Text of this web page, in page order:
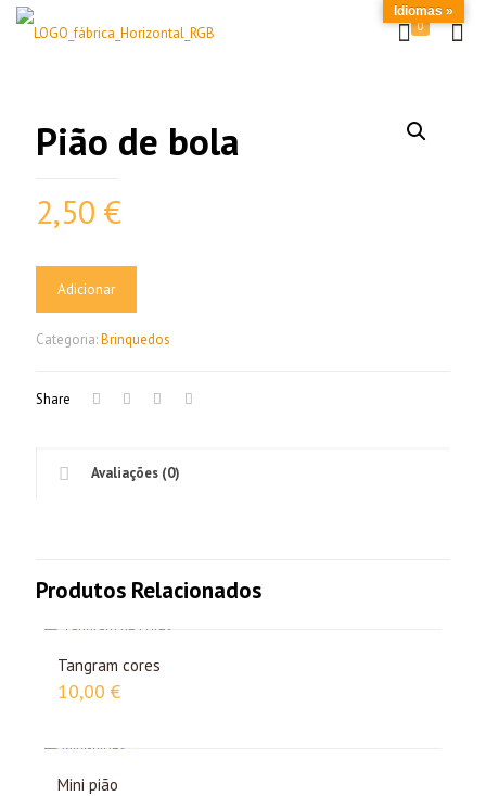
0
Pião de bola
2,50 €
Adicionar
Categoria:Brinquedos
Share
Avaliações (0)
Produtos Relacionados
Tangram cores
10,00 €
Mini pião
Idiomas »